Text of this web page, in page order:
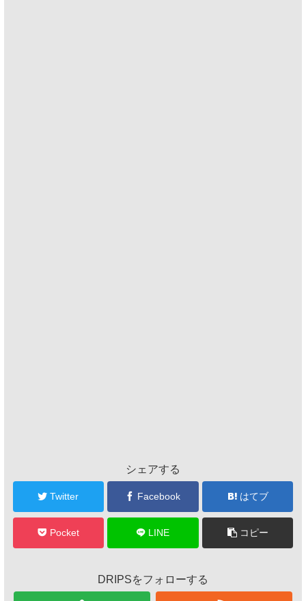
シェアする
Twitter Facebook はてブ
Pocket LINE コピー
DRIPSをフォローする